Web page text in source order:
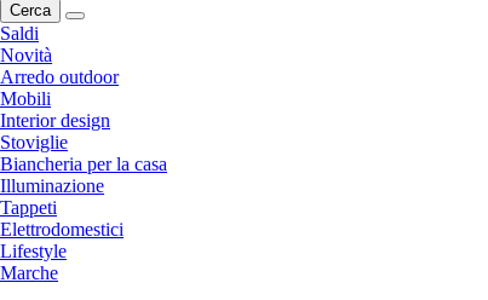
Cerca
Saldi
Novità
Arredo outdoor
Mobili
Interior design
Stoviglie
Biancheria per la casa
Illuminazione
Tappeti
Elettrodomestici
Lifestyle
Marche